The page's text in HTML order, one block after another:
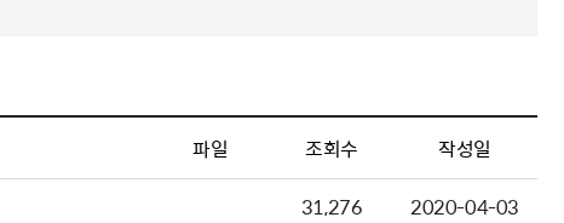
파일 조회수
작성일
31,276
2020-04-03